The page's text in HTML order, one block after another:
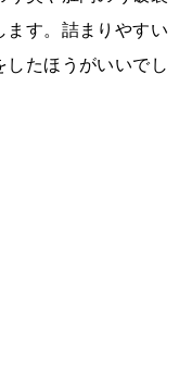
ます。詰まりやすい
したほうがいいでし